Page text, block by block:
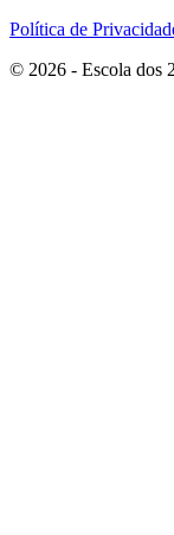
Política de
© 2026 - Escola dos